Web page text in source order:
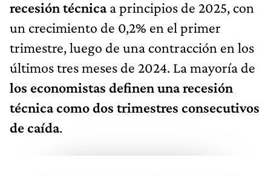
recesión técnicaa principios de 2025, con
un crecimiento de 0,2% en el primer
trimestre, luego de una contracción en los
últimos tres meses de 2024. La mayoría de
los economistas definen una recesión
técnica como dos trimestres consecutivos
de caída.